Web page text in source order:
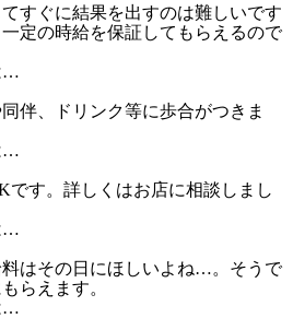
すぐに結果を出すのは難しいです
定の時給を保証してもらえるので
…
伴、ドリンク等に歩合がつきま
…
です。詳しくはお店に相談しまし
…
はその日にほしいよね…。そうで
らえます。
…